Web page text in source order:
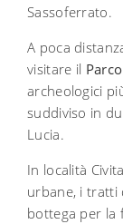
Sassoferrato.
A poca
visitare il
archeologici
suddiviso in
Lucia.
In località
urbane, i tratti
bottega per la